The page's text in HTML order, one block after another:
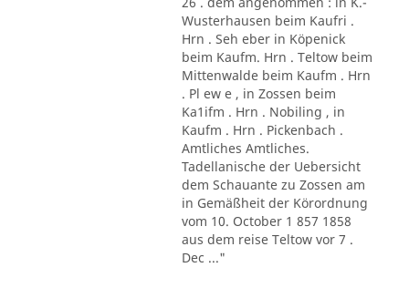
Wusterhausen beim Kaufri .
Hrn . Seh eber in Köpenick
beim Kaufm. Hrn . Teltow beim
Mittenwalde beim Kaufm . Hrn
. Pl ew e , in Zossen beim
Ka1ifm . Hrn . Nobiling , in
Kaufm . Hrn . Pickenbach .
Amtliches Amtliches.
Tadellanische der Uebersicht
dem Schauante zu Zossen am
in Gemäßheit der Körordnung
vom 10. October 1 857 1858
aus dem reise Teltow vor 7 .
Dec ..."